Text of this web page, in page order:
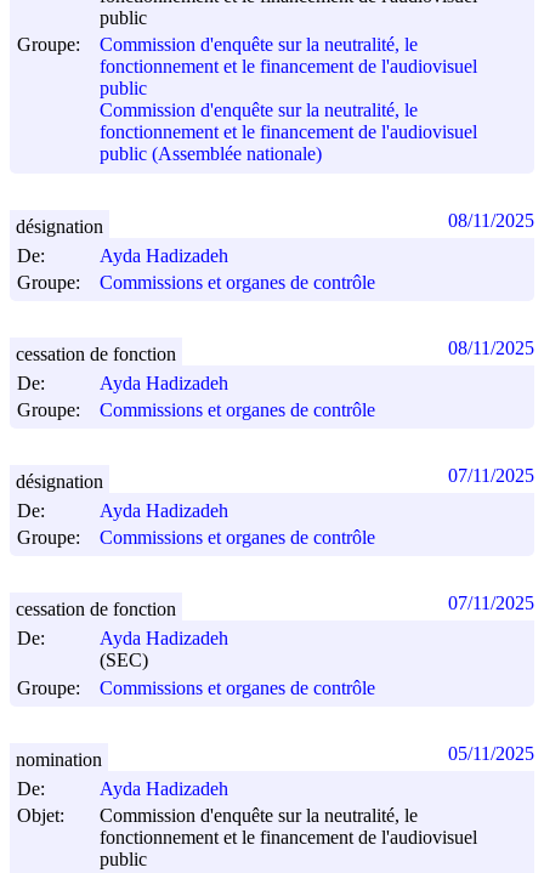
public
Groupe:
Commission d'enquête sur la neutralité, le
fonctionnement et le financement de l'audiovisuel
public
Commission d'enquête sur la neutralité, le
fonctionnement et le financement de l'audiovisuel
public (Assemblée nationale)
De:
Ayda Hadizadeh
Groupe:
Commissions et organes de contrôle
désignation 08/11/2025
De:
Ayda Hadizadeh
Groupe:
Commissions et organes de contrôle
cessation de fonction 08/11/2025
De:
Ayda Hadizadeh
Groupe:
Commissions et organes de contrôle
désignation 07/11/2025
De:
Ayda Hadizadeh
(SEC)
Groupe:
Commissions et organes de contrôle
cessation de fonction 07/11/2025
De:
Ayda Hadizadeh
Objet:
Commission d'enquête sur la neutralité, le
fonctionnement et le financement de l'audiovisuel
public
nomination 05/11/2025